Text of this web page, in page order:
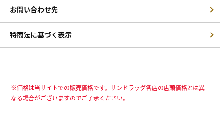
お問い合わせ先
特商法に基づく表示
※価格は当サイトでの販売価格です。サンドラッグ各店の店頭価格とは異
なる場合がございますのでご了承ください。